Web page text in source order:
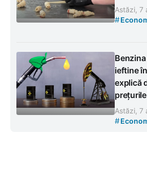
Astăzi, 7
#
ieftine
explică
Astăzi, 7
#